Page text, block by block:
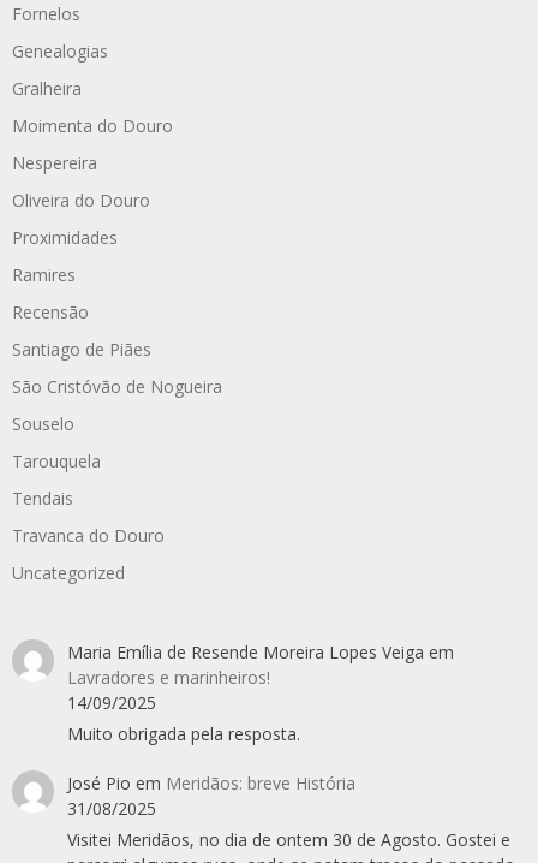
Fornelos
Genealogias
Gralheira
Moimenta do Douro
Nespereira
Oliveira do Douro
Proximidades
Ramires
Recensão
Santiago de Piães
São Cristóvão de Nogueira
Souselo
Tarouquela
Tendais
Travanca do Douro
Uncategorized
Maria Emília de Resende Moreira Lopes Veiga em
Lavradores e marinheiros!
14/09/2025
Muito obrigada pela resposta.
José Pio em Meridãos: breve História
31/08/2025
Visitei Meridãos, no dia de ontem 30 de Agosto. Gostei e